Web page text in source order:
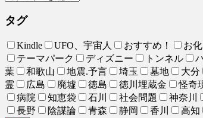
タグ
Kindle UFO、宇宙人 おすすめ！ お
テーマパーク
ディズニー トンネル
葉
和歌山 地震.予言 埼玉 墓地 大分
霊
広島 廃墟 徳島 徳川埋蔵金 怪奇
病院
知恵袋 石川 社会問題 神奈川
長野
陰謀論 青森 静岡 香川 高知